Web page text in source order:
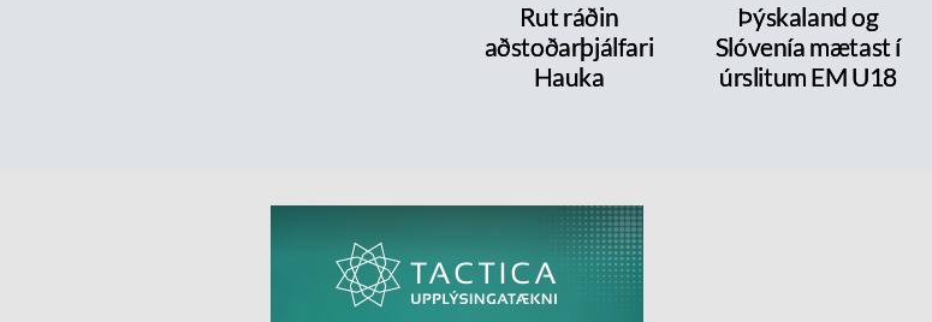
Rut ráðin
aðstoðarþjálfari
Hauka
Þýskaland og
Slóvenía mætast í
úrslitum EM U18